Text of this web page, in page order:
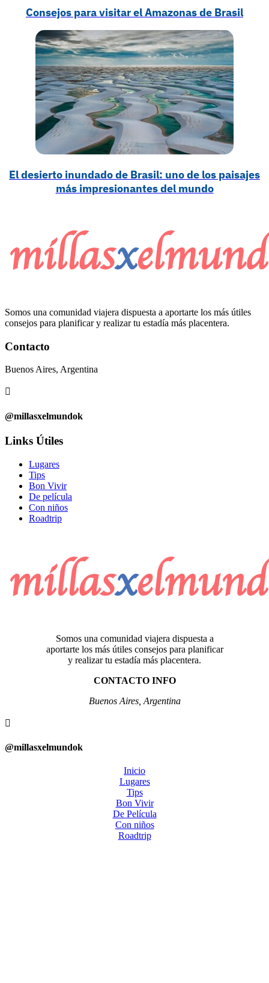
Consejos para visitar el Amazonas de Brasil
El desierto inundado de Brasil: uno de los paisajes
más impresionantes del mundo
Somos una comunidad viajera dispuesta a aportarte los más útiles
consejos para planificar y realizar tu estadía más placentera.
Contacto
Buenos Aires, Argentina

@millasxelmundok
Links Útiles
Lugares
Tips
Bon Vivir
De película
Con niños
Roadtrip
Somos una comunidad viajera dispuesta a
aportarte los más útiles consejos para planificar
y realizar tu estadía más placentera.
CONTACTO INFO
Buenos Aires, Argentina

@millasxelmundok
Inicio
Lugares
Tips
Bon Vivir
De Película
Con niños
Roadtrip